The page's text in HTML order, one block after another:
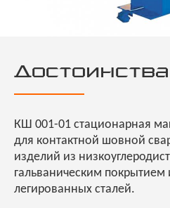
КШ 001-01 стационарная
для контактной шовной
изделий из
гальваническим покрытием
легированных сталей.